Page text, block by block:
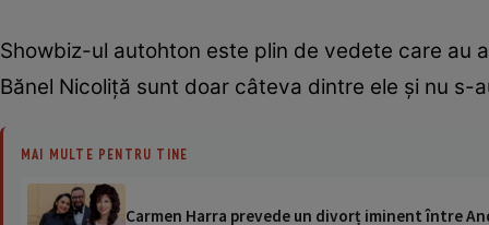
Showbiz-ul autohton este plin de vedete care au
Bănel Nicoliță sunt doar câteva dintre ele și nu
MAI MULTE PENTRU TINE
Carmen Harra prevede un divorț iminent între